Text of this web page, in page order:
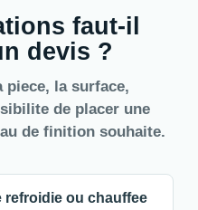
faut-il
devis ?
piece, la surface,
de placer une
de finition souhaite.
refroidie ou chauffee